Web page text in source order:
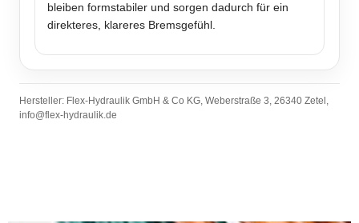
bleiben formstabiler und sorgen dadurch für ein
direkteres, klareres Bremsgefühl.
Hersteller: Flex-Hydraulik GmbH & Co KG, Weberstraße 3, 26340 Zetel,
info@flex-hydraulik.de